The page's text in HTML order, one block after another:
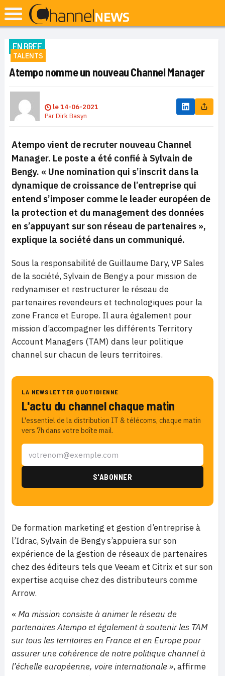
EN BREF
TALENTS
Atempo nomme un nouveau Channel Manager
le14-06-2021
ParDirk Basyn
Atempo vient de recruter nouveau Channel
Manager. Le poste a été confié à Sylvain de
Bengy. « Une nomination qui s’inscrit dans la
dynamique de croissance de l’entreprise qui
entend s’imposer comme le leader européen de
la protection et du management des données
en s’appuyant sur son réseau de partenaires »,
explique la société dans un communiqué.
Sous la responsabilité de Guillaume Dary, VP Sales
de la société, Sylvain de Bengy a pour mission de
redynamiser et restructurer le réseau de
partenaires revendeurs et technologiques pour la
zone France et Europe. Il aura également pour
mission d’accompagner les différents Territory
Account Managers (TAM) dans leur politique
channel sur chacun de leurs territoires.
LA NEWSLETTER QUOTIDIENNE
L'actu du channel chaque matin
L'essentiel de la distribution IT & télécoms, chaque matin
vers 7h dans votre boîte mail.
De formation marketing et gestion d’entreprise à
l’Idrac, Sylvain de Bengy s’appuiera sur son
expérience de la gestion de réseaux de partenaires
chez des éditeurs tels que Veeam et Citrix et sur son
expertise acquise chez des distributeurs comme
Arrow.
« Ma mission consiste à animer le réseau de
partenaires Atempo et également à soutenir les TAM
sur tous les territoires en France et en Europe pour
assurer une cohérence de notre politique channel à
l’échelle européenne, voire internationale», affirme